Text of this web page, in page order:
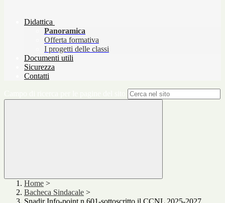
Didattica
Panoramica
Offerta formativa
I progetti delle classi
Documenti utili
Sicurezza
Contatti
Home >
Bacheca Sindacale >